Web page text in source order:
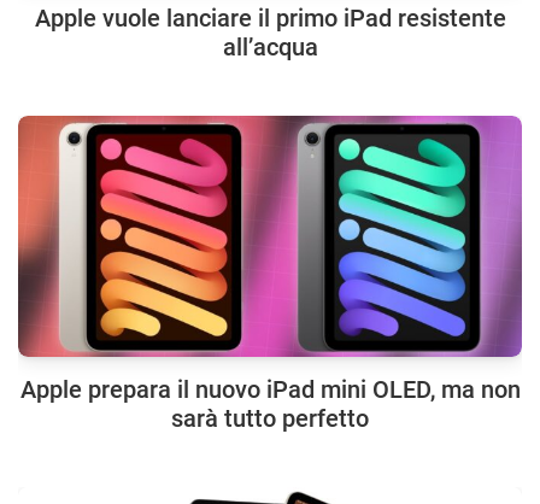
Apple vuole lanciare il primo iPad resistente
all’acqua
Apple prepara il nuovo iPad mini OLED, ma non
sarà tutto perfetto